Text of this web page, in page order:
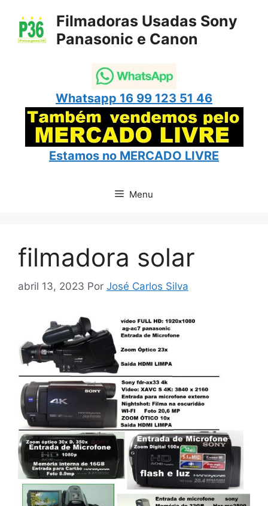
para
Filmadoras Usadas Sony
Panasonic e Canon
Whatsapp 16 99 123 51 46
Estamos no MERCADO LIVRE
Menu
filmadora solar
abril 13, 2023 Por José Carlos Silva